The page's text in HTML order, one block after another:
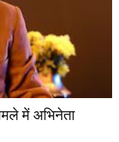
में अभिनेता